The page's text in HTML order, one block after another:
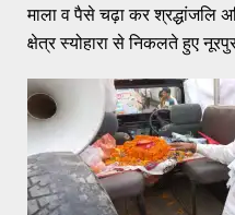
माला व पैसे चढ़ा कर श्रद्धांजलि
क्षेत्र स्योहारा से निकलते हुए